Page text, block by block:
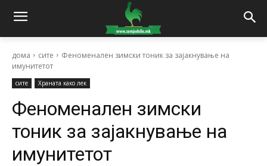
дома сите
Феноменален зимски тоник за зајакнување на
имунитетот
сите Храната како лек
Феноменален зимски
тоник за зајакнување на
имунитетот